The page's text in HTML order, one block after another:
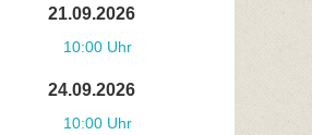
21.09.2026
10:00 Uhr
24.09.2026
10:00 Uhr